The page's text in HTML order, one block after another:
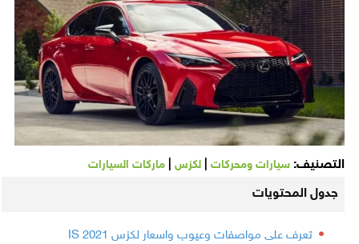
التصنيف: سيارات ومحركات| لكزس| ماركات السيارات
جدول المحتويات
تعرف على مواصفات وعيوب واسعار لكزس IS 2021